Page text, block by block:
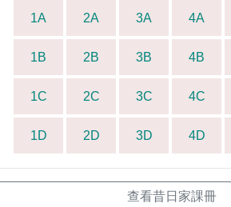
1A 2A 3A 4A
1B 2B 3B 4B
1C 2C 3C 4C
1D 2D 3D 4D
查看昔日家課冊